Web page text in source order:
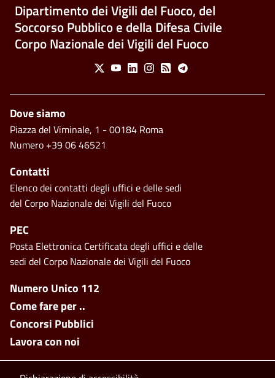
Dipartimento dei Vigili del Fuoco, del
Soccorso Pubblico e della Difesa Civile
Corpo Nazionale dei Vigili del Fuoco
Social Menu
X YoutubeLinkedinInstagram
Feed Telegram
Footer side menu
Numero Unico 112
Come fare per ..
Concorsi Pubblici
Lavora con noi
Piè di pagina
Dove siamo
Piazza del Viminale, 1 - 00184 Roma
Numero +39 06 46521
Contatti
Elenco dei contatti degli uffici e delle sedi
del Corpo Nazionale dei Vigili del Fuoco
PEC
Posta Elettronica Certificata degli uffici e delle
sedi del Corpo Nazionale dei Vigili del Fuoco